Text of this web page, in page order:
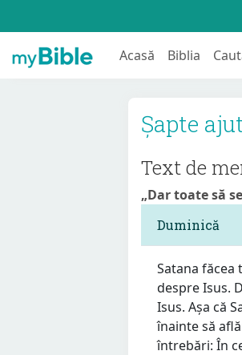
Acasă Biblia
Șapte
Text de
„Dar toate să
Duminică
Satana făcea
despre Isus.
Isus. Așa că
înainte să
întrebări: În